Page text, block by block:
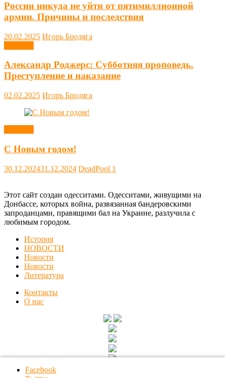
России никуда не уйти от пятимиллионной
армии. Причины и последствия
20.02.2025 Игорь Бродяга
Александр Роджерс: Субботняя проповедь.
Преступление и наказание
02.02.2025 Игорь Бродяга
С Новым годом!
30.12.202431.12.2024 DeadPool 1
Этот сайт создан одесситами. Одесситами, живущими на
Донбассе, которых война, развязанная бандеровскими
запроданцами, правящими бал на Украине, разлучила с
любимым городом.
История
НОВОСТИ
Новости
Новости
Литература
Контакты
О нас
Facebook